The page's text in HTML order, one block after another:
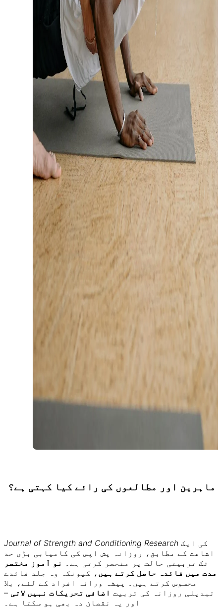
ماہرین اور مطالعوں کی رائے کیا کہتی ہے؟
Journal of Strength and Conditioning Research
اشاعت کے مطابق، روزانہ پش اپس کی کامیابی بڑی حد
تک تربیتی حالت پر منحصر کرتی ہے۔
نو آموز مختصر
مدت میں فائدہ حاصل کرتے ہیں ، کیونکہ وہ جلد فائدے
محسوس کرتے ہیں۔ پیشہ ورانہ افراد کے لئے، بلا
تبدیلی روزانہ کی تربیت اضافی تحریکات نہیں لاتی –
اور یہ نقصان دہ بھی ہو سکتا ہے۔